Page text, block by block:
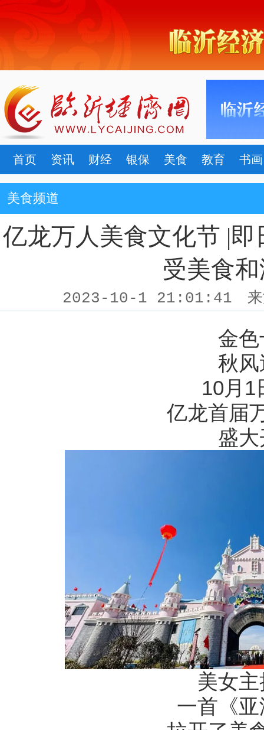
首页 资讯 财经 银保 美食 教育 书画
美食频道
亿龙万人美食文化节 |
受美食
2023-10-1 21:01:41
金
秋
10月1
亿龙首届
盛
美女
一首《